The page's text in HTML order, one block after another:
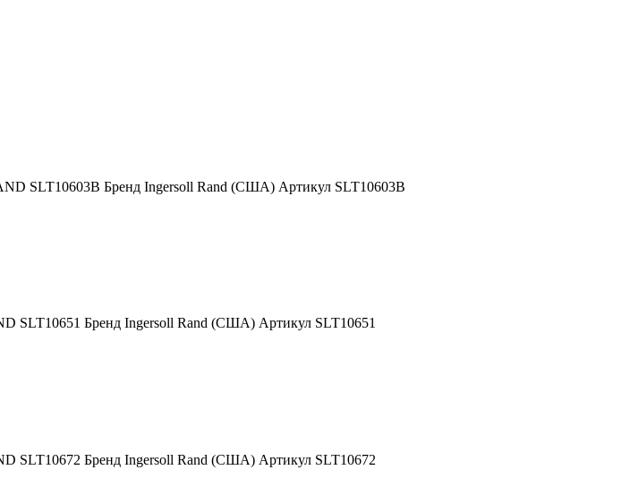
SLT10603B Бренд Ingersoll Rand (США) Артикул SLT10603B
SLT10651 Бренд Ingersoll Rand (США) Артикул SLT10651
SLT10672 Бренд Ingersoll Rand (США) Артикул SLT10672